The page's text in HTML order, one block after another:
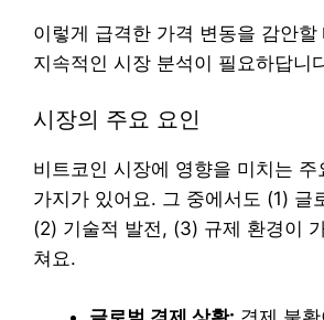
이렇게 급격한 가격 변동을 감안할
지속적인 시장 분석이 필요하답니
시장의 주요 요인
비트코인 시장에 영향을 미치는 주
가지가 있어요. 그 중에서도 (1) 글
(2) 기술적 발전, (3) 규제 환경이
쳐요.